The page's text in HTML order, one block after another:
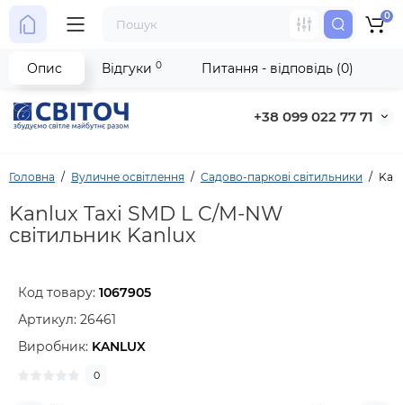
+38 099 022 77 71
0
Головна Вуличне освітлення Садово-паркові світильники
Kanlux Taxi SMD L C/M-NW
світильник Kanlux
Код товару: 1067905
Артикул: 26461
Виробник: KANLUX
0
Опис Відгуки 0 Питання - відповідь (0)